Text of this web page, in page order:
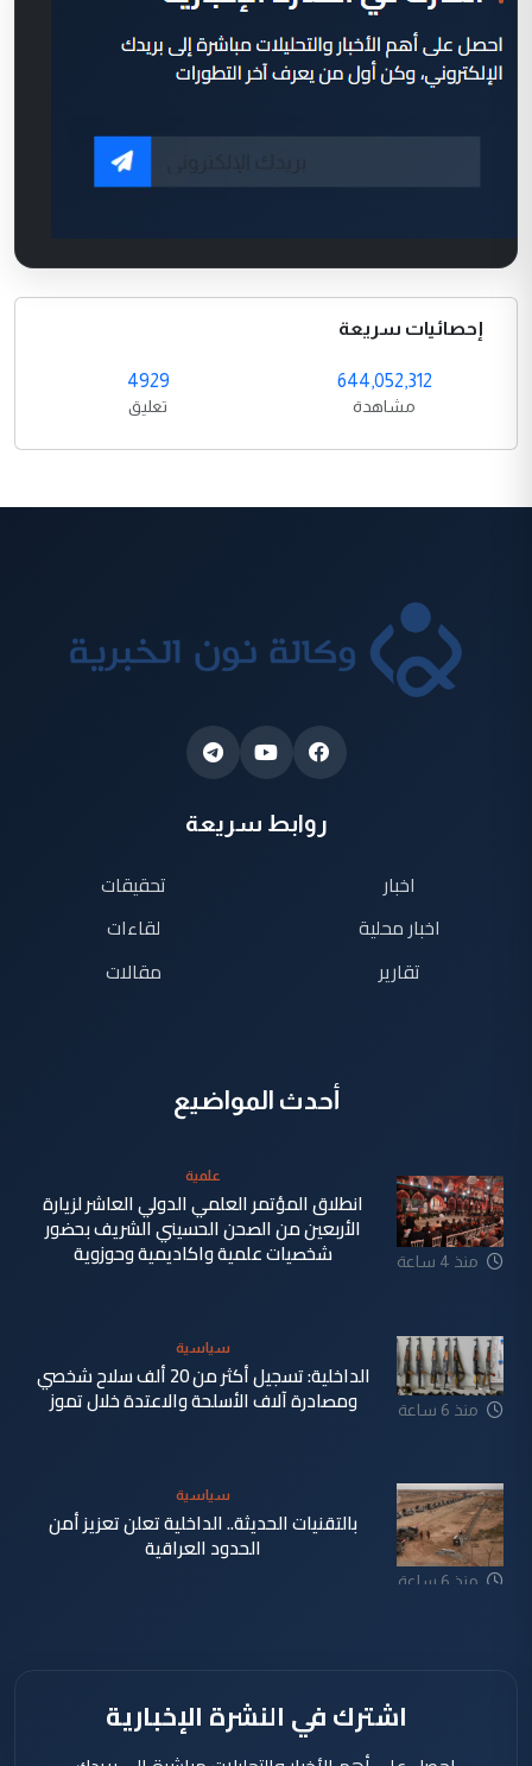
إحصائيات سريعة
644,052,312
مشاهدة
4929
تعليق
روابط سريعة
اخبار
اخبار محلية
تقارير
تحقيقات
لقاءات
مقالات
أحدث المواضيع
منذ 4 ساعة
علمية
انطلاق المؤتمر العلمي الدولي العاشر لزيارة
الأربعين من الصحن الحسيني الشريف بحضور
شخصيات علمية واكاديمية وحوزوية
منذ 6 ساعة
سياسية
الداخلية: تسجيل أكثر من 20 ألف سلاح شخصي
ومصادرة آلاف الأسلحة والاعتدة خلال تموز
منذ 6 ساعة
سياسية
بالتقنيات الحديثة.. الداخلية تعلن تعزيز أمن
الحدود العراقية
اشترك في النشرة الإخبارية